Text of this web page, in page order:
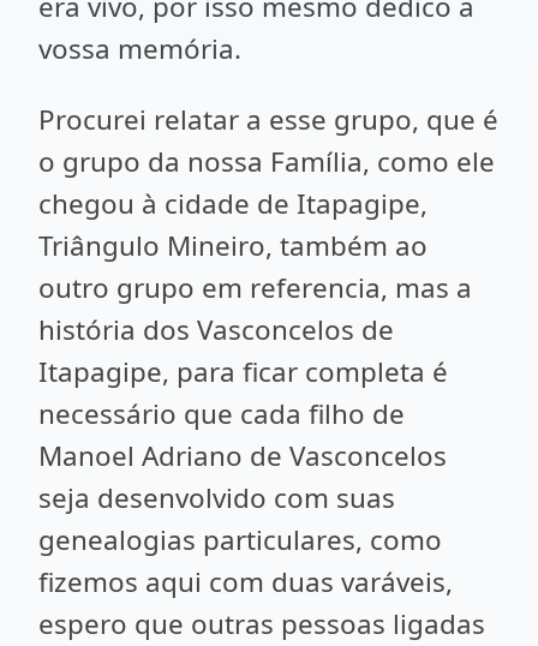
vossa memória.
Procurei relatar a esse grupo, que é
o grupo da nossa Família, como ele
chegou à cidade de Itapagipe,
Triângulo Mineiro, também ao
outro grupo em referencia, mas a
história dos Vasconcelos de
Itapagipe, para ficar completa é
necessário que cada filho de
Manoel Adriano de Vasconcelos
seja desenvolvido com suas
genealogias particulares, como
fizemos aqui com duas varáveis,
espero que outras pessoas ligadas